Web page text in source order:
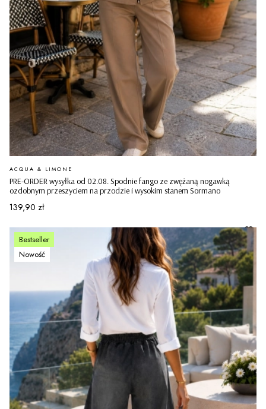
PRE-ORDER wysyłka od 02.08. Spodnie fango ze zwężaną nogawką
ozdobnym przeszyciem na przodzie i wysokim stanem Sormano
PRODUCENT
ACQUA & LIMONE
Cena
139,90 zł
Bestseller
Nowość